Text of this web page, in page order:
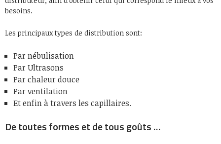
besoins.
Les principaux types de distribution sont:
Par nébulisation
Par Ultrasons
Par chaleur douce
Par ventilation
Et enfin à travers les capillaires.
De toutes formes et de tous goûts …